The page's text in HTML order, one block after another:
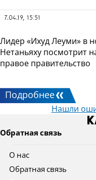
7.04.19, 15:51
Лидер «Ихуд Леуми» в
Нетаньяху посмотрит
правое правительство
Подробнее
Нашли
Обратная связь
О нас
Обратная связь